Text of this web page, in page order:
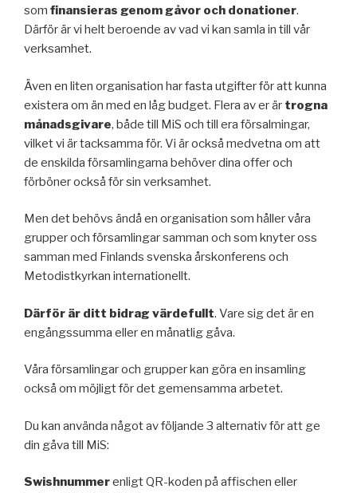
som finansieras genom gåvor och donationer.
Därför är vi helt beroende av vad vi kan samla in till vår
verksamhet.
Även en liten organisation har fasta utgifter för att kunna
existera om än med en låg budget. Flera av er är trogna
månadsgivare, både till MiS och till era försalmingar,
vilket vi är tacksamma för. Vi är också medvetna om att
de enskilda församlingarna behöver dina offer och
förböner också för sin verksamhet.
Men det behövs ändå en organisation som håller våra
grupper och församlingar samman och som knyter oss
samman med Finlands svenska årskonferens och
Metodistkyrkan internationellt.
Därför är ditt bidrag värdefullt. Vare sig det är en
engångssumma eller en månatlig gåva.
Våra församlingar och grupper kan göra en insamling
också om möjligt för det gemensamma arbetet.
Du kan använda något av följande 3 alternativ för att ge
din gåva till MiS:
Swishnummerenligt QR-koden på affischen eller